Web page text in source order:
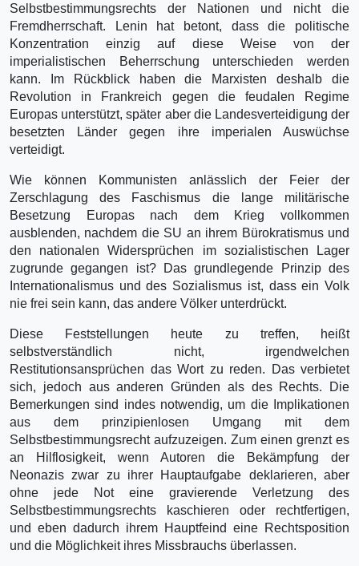
Selbstbestimmungsrechts der Nationen und nicht die
Fremdherrschaft. Lenin hat betont, dass die politische
Konzentration einzig auf diese Weise von der
imperialistischen Beherrschung unterschieden werden
kann. Im Rückblick haben die Marxisten deshalb die
Revolution in Frankreich gegen die feudalen Regime
Europas unterstützt, später aber die Landesverteidigung der
besetzten Länder gegen ihre imperialen Auswüchse
verteidigt.
Wie können Kommunisten anlässlich der Feier der
Zerschlagung des Faschismus die lange militärische
Besetzung Europas nach dem Krieg vollkommen
ausblenden, nachdem die SU an ihrem Bürokratismus und
den nationalen Widersprüchen im sozialistischen Lager
zugrunde gegangen ist? Das grundlegende Prinzip des
Internationalismus und des Sozialismus ist, dass ein Volk
nie frei sein kann, das andere Völker unterdrückt.
Diese Feststellungen heute zu treffen, heißt
selbstverständlich nicht, irgendwelchen
Restitutionsansprüchen das Wort zu reden. Das verbietet
sich, jedoch aus anderen Gründen als des Rechts. Die
Bemerkungen sind indes notwendig, um die Implikationen
aus dem prinzipienlosen Umgang mit dem
Selbstbestimmungsrecht aufzuzeigen. Zum einen grenzt es
an Hilflosigkeit, wenn Autoren die Bekämpfung der
Neonazis zwar zu ihrer Hauptaufgabe deklarieren, aber
ohne jede Not eine gravierende Verletzung des
Selbstbestimmungsrechts kaschieren oder rechtfertigen,
und eben dadurch ihrem Hauptfeind eine Rechtsposition
und die Möglichkeit ihres Missbrauchs überlassen.